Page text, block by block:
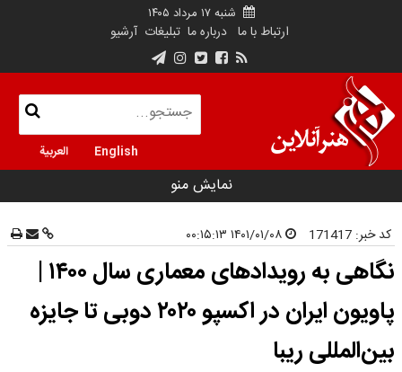
شنبه ۱۷ مرداد ۱۴۰۵
ارتباط با ما درباره ما تبلیغات آرشیو
English العربية
نمایش منو
کد خبر: 171417
نگاهی به رویدادهای معماری سال ۱۴۰۰ |
پاویون ایران در اکسپو ۲۰۲۰ دوبی تا جایزه
بین‌المللی ریبا